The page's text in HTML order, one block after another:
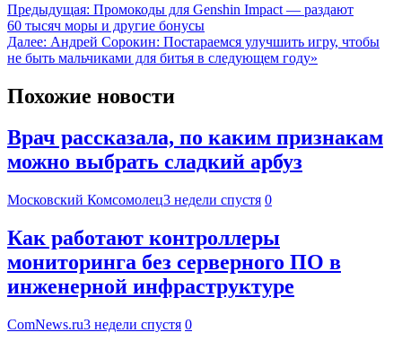
Предыдущая: Промокоды для Genshin Impact — раздают
60 тысяч моры и другие бонусы
Далее: Андрей Сорокин: Постараемся улучшить игру, чтобы
не быть мальчиками для битья в следующем году»
Похожие новости
Врач рассказала, по каким признакам
можно выбрать сладкий арбуз
Московский Комсомолец3 недели спустя 0
Как работают контроллеры
мониторинга без серверного ПО в
инженерной инфраструктуре
ComNews.ru3 недели спустя 0